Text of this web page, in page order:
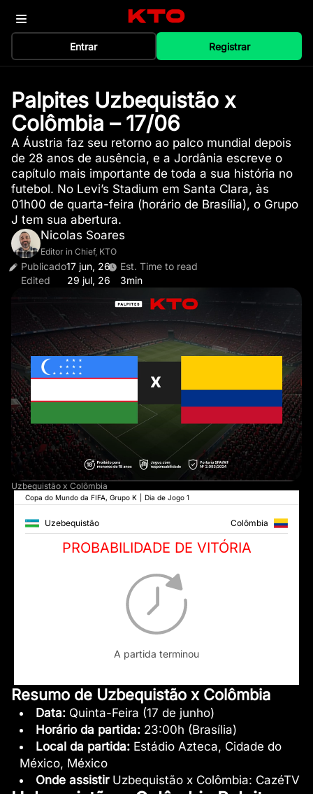
Entrar Registrar
Palpites Uzbequistão x
Colômbia – 17/06
A Áustria faz seu retorno ao palco mundial depois
de 28 anos de ausência, e a Jordânia escreve o
capítulo mais importante de toda a sua história no
futebol. No Levi’s Stadium em Santa Clara, às
01h00 de quarta-feira (horário de Brasília), o Grupo
J tem sua abertura.
Nicolas Soares
Editor in Chief, KTO
Publicado17 jun, 26
Edited
29 jul, 26
Est. Time to read
3min
Uzbequistão x Colômbia
Copa do Mundo da FIFA, Grupo K Dia de Jogo 1
Uzebequistão Colômbia
PROBABILIDADE DE VITÓRIA
A partida terminou
Resumo de Uzbequistão x Colômbia
Data: Quinta-Feira (17 de junho)
Horário da partida: 23:00h (Brasília)
Local da partida:Estádio Azteca, Cidade do
México, México
Onde assistirUzbequistão x Colômbia: CazéTV